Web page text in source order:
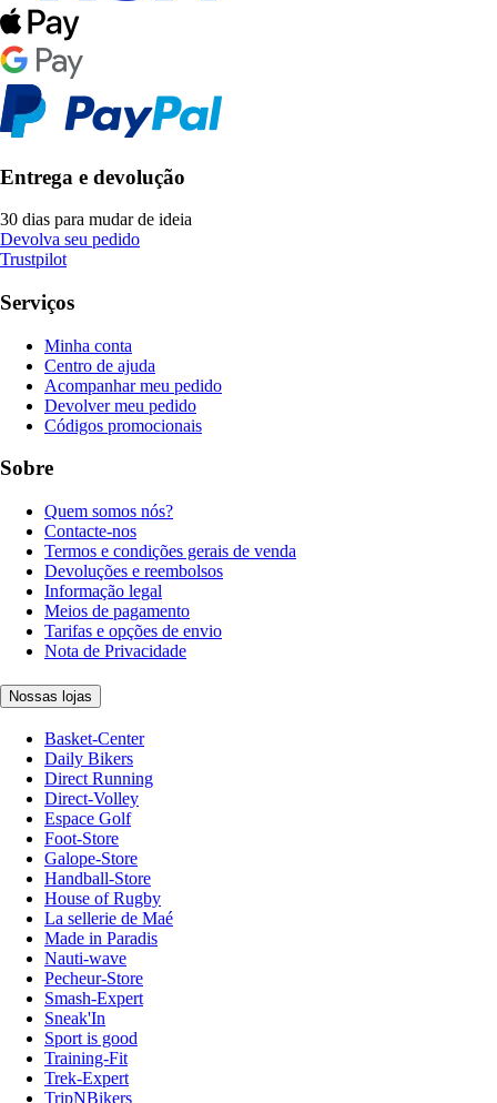
Entrega e devolução
30 dias para mudar de ideia
Devolva seu pedido
Trustpilot
Serviços
Minha conta
Centro de ajuda
Acompanhar meu pedido
Devolver meu pedido
Códigos promocionais
Sobre
Quem somos nós?
Contacte-nos
Termos e condições gerais de venda
Devoluções e reembolsos
Informação legal
Meios de pagamento
Tarifas e opções de envio
Nota de Privacidade
Nossas lojas
Basket-Center
Daily Bikers
Direct Running
Direct-Volley
Espace Golf
Foot-Store
Galope-Store
Handball-Store
House of Rugby
La sellerie de Maé
Made in Paradis
Nauti-wave
Pecheur-Store
Smash-Expert
Sneak'In
Sport is good
Training-Fit
Trek-Expert
TripNBikers